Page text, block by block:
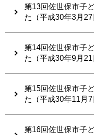
第13回佐世保市子
た（平成30年3月27
第14回佐世保市子
た（平成30年9月21
第15回佐世保市子
た（平成30年11月7
第16回佐世保市子